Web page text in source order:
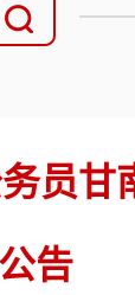
员甘
告